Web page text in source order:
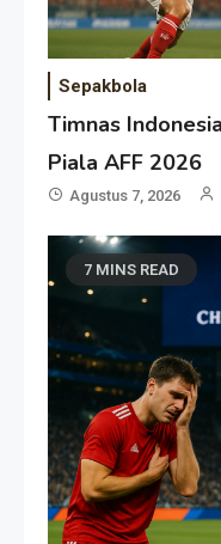
Sepakbola
Timnas
Piala AFF 2026
Agustus 7, 2026
7 MINS READ